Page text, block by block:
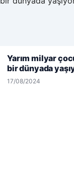
© 2026 Havadis
Web sitemizi nasıl
kullanıyoruz.Çerez
Reddet
Yarım milyar
bir dünyada
17/08/2024